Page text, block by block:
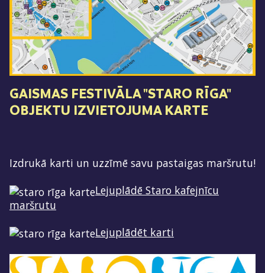
GAISMAS FESTIVĀLA "STARO RĪGA"
OBJEKTU IZVIETOJUMA KARTE
Izdrukā karti un uzzīmē savu pastaigas maršrutu!
Lejuplādē Staro kafejnīcu
maršrutu
Lejuplādēt karti